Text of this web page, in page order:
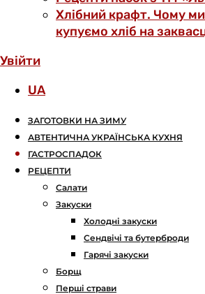
Хлібний крафт. Чому
купуємо хліб на
Увійти
UA
ЗАГОТОВКИ НА ЗИМУ
АВТЕНТИЧНА УКРАЇНСЬКА КУХНЯ
ГАСТРОСПАДОК
РЕЦЕПТИ
Салати
Закуски
Холодні закуски
Сендвічі та бутерброди
Гарячі закуски
Борщ
Перші страви